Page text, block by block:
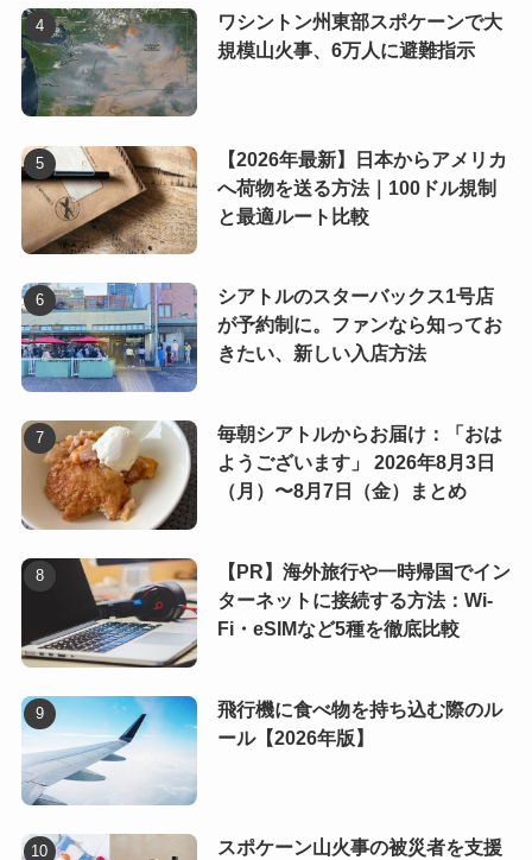
ワシントン州東部スポケーンで大
規模山火事、6万人に避難指示
【2026年最新】日本からアメリカ
へ荷物を送る方法｜100ドル規制
と最適ルート比較
シアトルのスターバックス1号店
が予約制に。ファンなら知ってお
きたい、新しい入店方法
毎朝シアトルからお届け：「おは
ようございます」 2026年8月3日
（月）〜8月7日（金）まとめ
【PR】海外旅行や一時帰国でイン
ターネットに接続する方法：Wi-
Fi・eSIMなど5種を徹底比較
飛行機に食べ物を持ち込む際のル
ール【2026年版】
スポケーン山火事の被災者を支援